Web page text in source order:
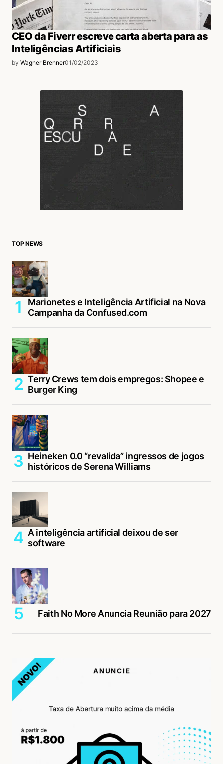
CEO da Fiverr escreve carta aberta para as
Inteligências Artificiais
by Wagner Brenner01/02/2023
TOP NEWS
Marionetes e Inteligência Artificial na Nova
Campanha da Confused.com
Terry Crews tem dois empregos: Shopee e
Burger King
Heineken 0.0 “revalida” ingressos de jogos
históricos de Serena Williams
A inteligência artificial deixou de ser
software
Faith No More Anuncia Reunião para 2027